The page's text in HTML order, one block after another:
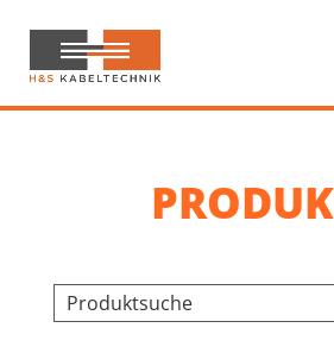
Inhalt
springen
H&S
Kabeltechnik